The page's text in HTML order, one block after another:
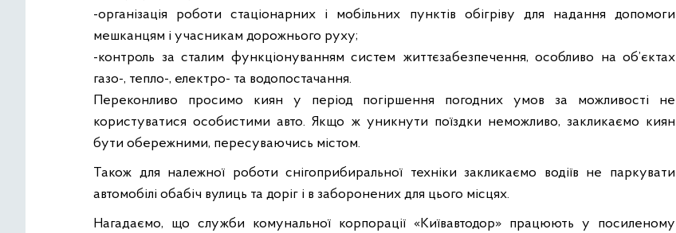
-організація роботи стаціонарних і мобільних пунктів обігріву для надання допомоги
мешканцям і учасникам дорожнього руху;
-контроль за сталим функціонуванням систем життєзабезпечення, особливо на об’єктах
газо-, тепло-, електро- та водопостачання.
Переконливо просимо киян у період погіршення погодних умов за можливості не
користуватися особистими авто. Якщо ж уникнути поїздки неможливо, закликаємо киян
бути обережними, пересуваючись містом.
Також для належної роботи снігоприбиральної техніки закликаємо водіїв не паркувати
автомобілі обабіч вулиць та доріг і в заборонених для цього місцях.
Нагадаємо, що служби комунальної корпорації «Київавтодор» працюють у посиленому